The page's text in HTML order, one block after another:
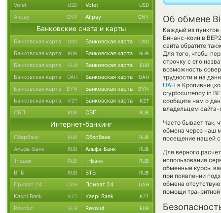
Об обмене
Каждый из пунктов
Бинанс-коин в
сайта обратите
Для того, чтобы
строчку с его
возможность
трудности и на
UAH в
cryptocurrency in
сообщите нам о
владельцем сайта-
Часто бывает так,
обмена через наш
посещение нашей
Для верного
использования
обменные курсы
при появлении
обмена
помощи
Volet USD Volet USD
Alipay CNY Alipay CNY
Банковские счета и карты
Банковская карта USD Банковская карта USD
Банковская карта RUB Банковская карта RUB
Банковская карта EUR Банковская карта EUR
Банковская карта UAH Банковская карта UAH
Банковская карта BYN Банковская карта BYN
Банковская карта KZT Банковская карта KZT
СБП RUB СБП RUB
Интернет-банкинг
Сбербанк RUB Сбербанк RUB
Альфа-Банк RUB Альфа-Банк RUB
Т-Банк RUB Т-Банк RUB
ВТБ RUB ВТБ RUB
Приват 24 UAH Приват 24 UAH
Kaspi Bank KZT Kaspi Bank KZT
Revolut EUR Revolut EUR